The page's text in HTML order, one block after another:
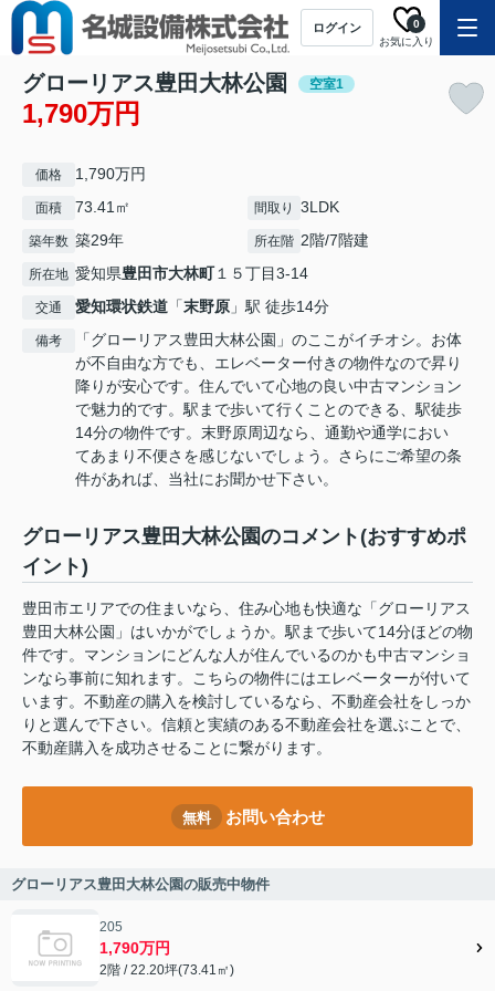
ログイン
お気に入り
0
グローリアス豊田大林公園 空室1
1,790万円
価格 1,790万円
面積 73.41㎡ 間取り 3LDK
築年数 築29年 所在階 2階/7階建
所在地 愛知県豊田市大林町１５丁目3-14
交通 愛知環状鉄道 「末野原 」駅 徒歩14分
備考
「グローリアス豊田大林公園」のここがイチオシ。お体
が不自由な方でも、エレベーター付きの物件なので昇り
降りが安心です。住んでいて心地の良い中古マンション
で魅力的です。駅まで歩いて行くことのできる、駅徒歩
14分の物件です。末野原周辺なら、通勤や通学におい
てあまり不便さを感じないでしょう。さらにご希望の条
件があれば、当社にお聞かせ下さい。
グローリアス豊田大林公園のコメント(おすすめポ
イント)
豊田市エリアでの住まいなら、住み心地も快適な「グローリアス
豊田大林公園」はいかがでしょうか。駅まで歩いて14分ほどの物
件です。マンションにどんな人が住んでいるのかも中古マンショ
ンなら事前に知れます。こちらの物件にはエレベーターが付いて
います。不動産の購入を検討しているなら、不動産会社をしっか
りと選んで下さい。信頼と実績のある不動産会社を選ぶことで、
不動産購入を成功させることに繋がります。
無料 お問い合わせ
グローリアス豊田大林公園の販売中物件
205
1,790万円
2階 / 22.20坪(73.41㎡)